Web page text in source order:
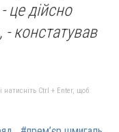
це дійсно
констатував
натисніть Ctrl + Enter, щоб